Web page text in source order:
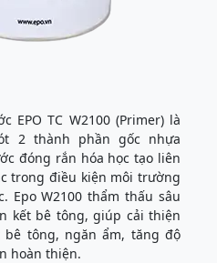
EPO TC W2100 (Primer) là
2 thành phần gốc nhựa
đóng rắn hóa học tạo liên
trong điều kiện môi trường
Epo W2100 thẩm thấu sâu
kết bê tông, giúp cải thiện
tông, ngăn ẩm, tăng độ
hoàn thiện.